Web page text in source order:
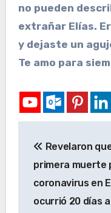
no pueden
extrañar Elías.
y dejaste un
Te amo para
Revelaron
primera muerte
coronavirus en
ocurrió 20 días